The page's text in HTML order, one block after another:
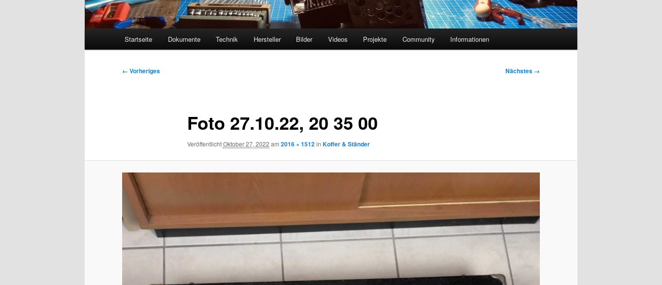
Startseite Dokumente Technik Hersteller Bilder Videos Projekte Community Informationen
Bilder-
← Vorheriges Nächstes →
Foto 27.10.22, 20 35 00
VeröffentlichtOktober 27, 2022 am 2016 × 1512in Koffer & Ständer